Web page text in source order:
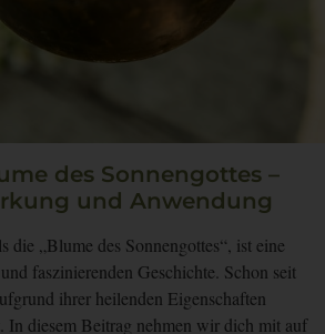
des Sonnengottes –
und Anwendung
die „Blume des Sonnengottes“, ist eine
faszinierenden Geschichte. Schon seit
ihrer heilenden Eigenschaften
In diesem Beitrag nehmen wir dich mit auf